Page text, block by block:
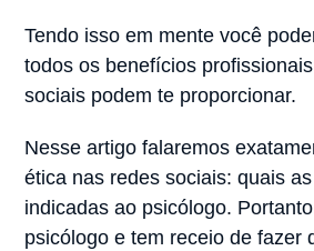
Tendo isso em mente você
todos os benefícios
sociais podem te proporcionar.
Nesse artigo falaremos
ética nas redes sociais: quais
indicadas ao psicólogo.
psicólogo e tem receio de fazer